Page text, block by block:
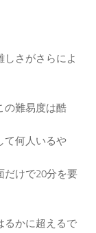
しさがさらによ
の難易度は酷
て何人いるや
だけで20分を要
るかに超えるで